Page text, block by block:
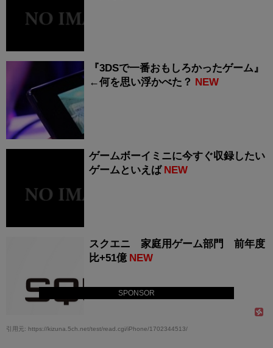
SPONSOR
『3DSで一番おもしろかったゲーム』
←何を思い浮かべた？ NEW
ゲームボーイミニに今すぐ収録したい
ゲームといえば NEW
スクエニ 家庭用ゲーム部門 前年度
比+51億 NEW
引用元: https://kizuna.5ch.net/test/read.cgi/iPhone/1702344513/